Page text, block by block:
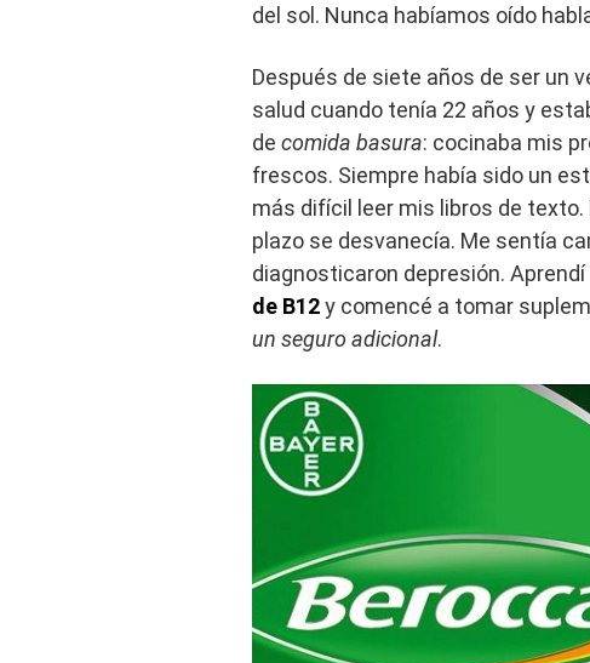
del sol. Nunca habíamos oído
Después de siete años de ser un
salud cuando tenía 22 años y
de comida basura: cocinaba mis
frescos. Siempre había sido un
más difícil leer mis libros de
plazo se desvanecía. Me sentía
diagnosticaron depresión.
de B12y comencé a tomar
un seguro adicional.